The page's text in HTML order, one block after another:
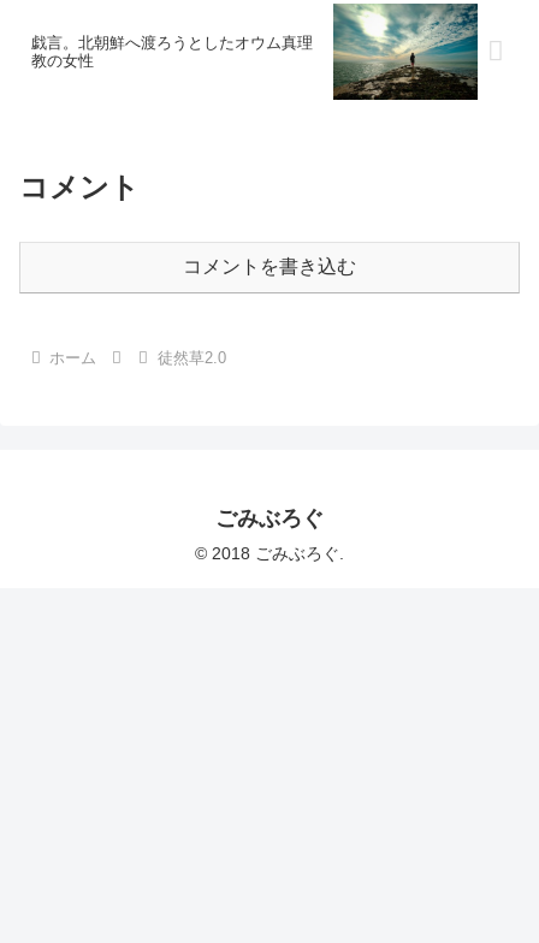
戯言。北朝鮮へ渡ろうとしたオウム真理
教の女性
コメント
コメントを書き込む
ホーム 徒然草2.0
ごみぶろぐ
© 2018 ごみぶろぐ.